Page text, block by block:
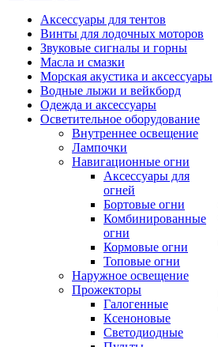
Аксессуары для тентов
Винты для лодочных моторов
Звуковые сигналы и горны
Масла и смазки
Морская акустика и аксессуары
Водные лыжи и вейкборд
Одежда и аксессуары
Осветительное оборудование
Внутреннее освещение
Лампочки
Навигационные огни
Аксессуары для
огней
Бортовые огни
Комбинированные
огни
Кормовые огни
Топовые огни
Наружное освещение
Прожекторы
Галогенные
Ксеноновые
Светодиодные